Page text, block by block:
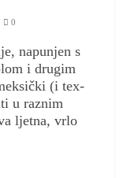
0
napunjen s
i drugim
(i tex-
u raznim
ljetna, vrlo